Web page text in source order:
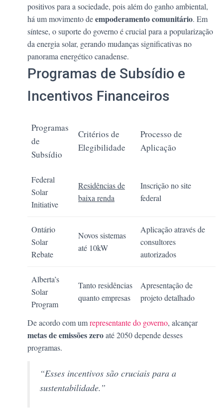
positivos para a sociedade, pois além do ganho ambiental,
há um movimento deempoderamento comunitário. Em
síntese, o suporte do governo é crucial para a popularização
da energia solar, gerando mudanças significativas no
panorama energético canadense.
Programas de Subsídio e
Incentivos Financeiros
Programas
de
Subsídio
Critérios de
Elegibilidade
Processo de
Aplicação
Federal
Solar
Initiative
Residências de
baixa renda
Inscrição no site
federal
Ontário
Solar
Rebate
Novos sistemas
até 10kW
Aplicação através de
consultores
autorizados
Alberta’s
Solar
Program
Tanto residências
quanto empresas
Apresentação de
projeto detalhado
De acordo com umrepresentante do governo, alcançar
metas de emissões zeroaté 2050 depende desses
programas.
“Esses incentivos são cruciais para a
sustentabilidade.”